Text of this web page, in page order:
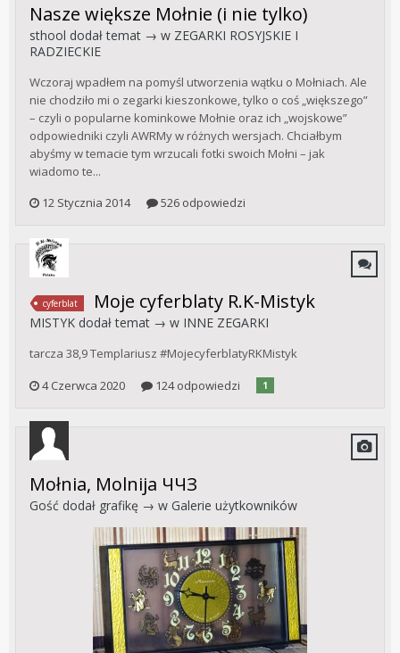
Nasze większe Mołnie (i nie tylko)
sthool dodał temat → w ZEGARKI ROSYJSKIE I
RADZIECKIE
Wczoraj wpadłem na pomyśl utworzenia wątku o Mołniach. Ale
nie chodziło mi o zegarki kieszonkowe, tylko o coś „większego”
– czyli o popularne kominkowe Mołnie oraz ich „wojskowe”
odpowiedniki czyli AWRMy w różnych wersjach. Chciałbym
abyśmy w temacie tym wrzucali fotki swoich Mołni – jak
wiadomo te...
12 Stycznia 2014
526 odpowiedzi
cyferblat Moje cyferblaty R.K-Mistyk
MISTYK dodał temat → w INNE ZEGARKI
tarcza 38,9 Templariusz #MojecyferblatyRKMistyk
4 Czerwca 2020
124 odpowiedzi 1
Mołnia, Molnija ЧЧЗ
Gość dodał grafikę → w Galerie użytkowników